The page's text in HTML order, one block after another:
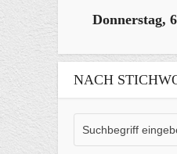
Donnerstag,
NACH